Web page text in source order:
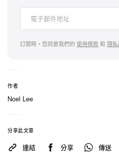
Keuchkerian 與 Milena
月 4 日於正式上線，讀者們
訂閱時，您同意我們的 使用條款和 隱
作者
Noel Lee
分享此文章
連結 分享 傳送